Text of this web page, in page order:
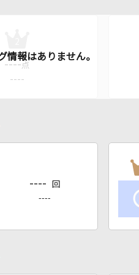
---- 点
----
---- 回
----